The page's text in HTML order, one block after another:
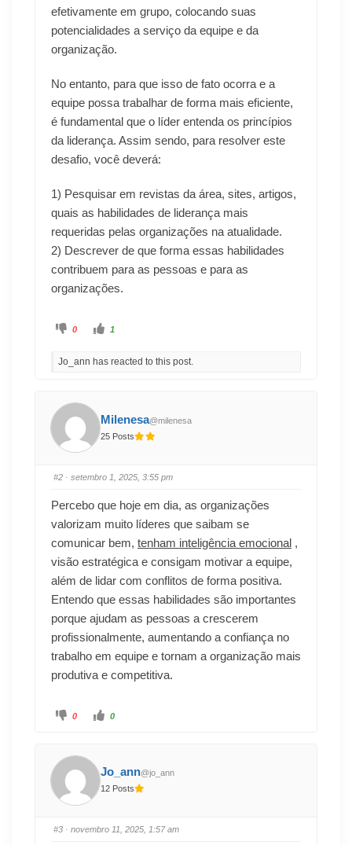
efetivamente em grupo, colocando suas
potencialidades a serviço da equipe e da
organização.
No entanto, para que isso de fato ocorra e a
equipe possa trabalhar de forma mais eficiente,
é fundamental que o líder entenda os princípios
da liderança. Assim sendo, para resolver este
desafio, você deverá:
1) Pesquisar em revistas da área, sites, artigos,
quais as habilidades de liderança mais
requeridas pelas organizações na atualidade.
2) Descrever de que forma essas habilidades
contribuem para as pessoas e para as
organizações.
0 1
Jo_ann has reacted to this post.
Milenesa@milenesa
25 Posts
#2 · setembro 1, 2025, 3:55 pm
Percebo que hoje em dia, as organizações
valorizam muito líderes que saibam se
comunicar bem, tenham inteligência emocional ,
visão estratégica e consigam motivar a equipe,
além de lidar com conflitos de forma positiva.
Entendo que essas habilidades são importantes
porque ajudam as pessoas a crescerem
profissionalmente, aumentando a confiança no
trabalho em equipe e tornam a organização mais
produtiva e competitiva.
0 0
Jo_ann@jo_ann
12 Posts
#3 · novembro 11, 2025, 1:57 am